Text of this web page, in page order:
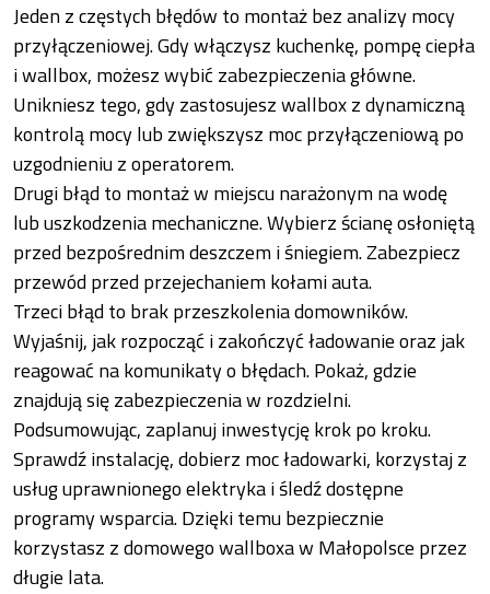
Jeden z częstych błędów to montaż bez analizy mocy
przyłączeniowej. Gdy włączysz kuchenkę, pompę ciepła
i wallbox, możesz wybić zabezpieczenia główne.
Unikniesz tego, gdy zastosujesz wallbox z dynamiczną
kontrolą mocy lub zwiększysz moc przyłączeniową po
uzgodnieniu z operatorem.
Drugi błąd to montaż w miejscu narażonym na wodę
lub uszkodzenia mechaniczne. Wybierz ścianę osłoniętą
przed bezpośrednim deszczem i śniegiem. Zabezpiecz
przewód przed przejechaniem kołami auta.
Trzeci błąd to brak przeszkolenia domowników.
Wyjaśnij, jak rozpocząć i zakończyć ładowanie oraz jak
reagować na komunikaty o błędach. Pokaż, gdzie
znajdują się zabezpieczenia w rozdzielni.
Podsumowując, zaplanuj inwestycję krok po kroku.
Sprawdź instalację, dobierz moc ładowarki, korzystaj z
usług uprawnionego elektryka i śledź dostępne
programy wsparcia. Dzięki temu bezpiecznie
korzystasz z domowego wallboxa w Małopolsce przez
długie lata.